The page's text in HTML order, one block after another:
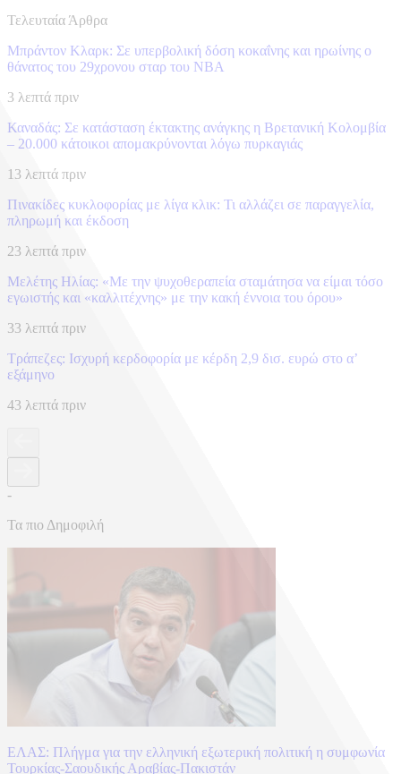
Τελευταία Άρθρα
Μπράντον Κλαρκ: Σε υπερβολική δόση κοκαΐνης και ηρωίνης ο
θάνατος του 29χρονου σταρ του NBA
3 λεπτά πριν
Καναδάς: Σε κατάσταση έκτακτης ανάγκης η Βρετανική Κολομβία
– 20.000 κάτοικοι απομακρύνονται λόγω πυρκαγιάς
13 λεπτά πριν
Πινακίδες κυκλοφορίας με λίγα κλικ: Τι αλλάζει σε παραγγελία,
πληρωμή και έκδοση
23 λεπτά πριν
Μελέτης Ηλίας: «Με την ψυχοθεραπεία σταμάτησα να είμαι τόσο
εγωιστής και «καλλιτέχνης» με την κακή έννοια του όρου»
33 λεπτά πριν
Τράπεζες: Ισχυρή κερδοφορία με κέρδη 2,9 δισ. ευρώ στο α’
εξάμηνο
43 λεπτά πριν
-
Τα πιο Δημοφιλή
ΕΛΑΣ: Πλήγμα για την ελληνική εξωτερική πολιτική η συμφωνία
Τουρκίας-Σαουδικής Αραβίας-Πακιστάν